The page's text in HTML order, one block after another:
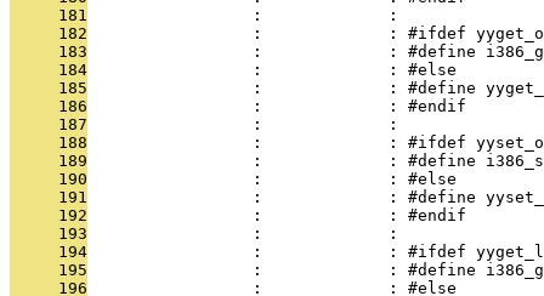
     181
                 :             :
     182
:             : #ifdef
     183
:             : #define
     184
                 :             : #else
     185
:             : #define
     186
                 :             : #endif
     187
                 :             :
     188
:             : #ifdef
     189
:             : #define
     190
                 :             : #else
     191
:             : #define
     192
                 :             : #endif
     193
                 :             :
     194
:             : #ifdef
     195
:             : #define
     196
                 :             : #else